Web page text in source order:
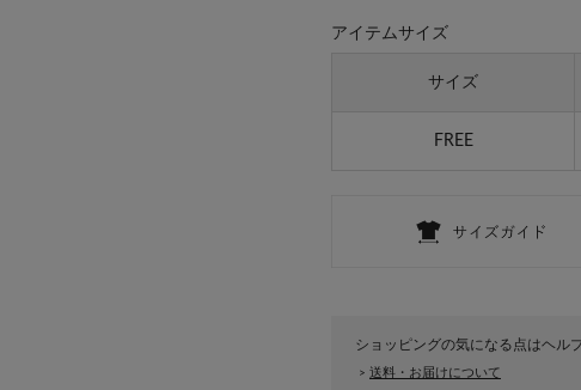
アイテムサイズ
サイズ
FREE
ショッピングの気になる点はヘル
> 送料・お届けについて